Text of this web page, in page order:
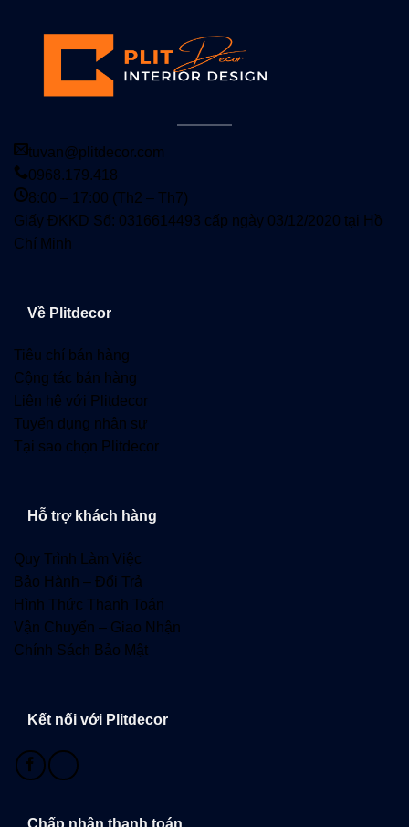
tuvan@plitdecor.com
0968.179.418
8:00 – 17:00 (Th2 – Th7)
Giấy ĐKKD Số: 0316614493 cấp ngày 03/12/2020 tại Hồ
Chí Minh
Về Plitdecor
Tiêu chí bán hàng
Cộng tác bán hàng
Liên hệ với Plitdecor
Tuyển dụng nhân sự
Tại sao chọn Plitdecor
Hỗ trợ khách hàng
Quy Trình Làm Việc
Bảo Hành – Đổi Trả
Hình Thức Thanh Toán
Vận Chuyển – Giao Nhận
Chính Sách Bảo Mật
Kết nối với Plitdecor
Chấp nhận thanh toán